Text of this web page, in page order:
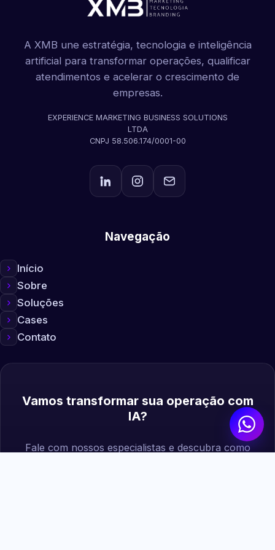
A XMB une estratégia, tecnologia e inteligência
artificial para transformar operações, qualificar
atendimentos e acelerar o crescimento de
empresas.
EXPERIENCE MARKETING BUSINESS SOLUTIONS
LTDA
CNPJ 58.506.174/0001-00
Navegação
Início
Sobre
Soluções
Cases
Contato
Vamos transformar sua operação com
IA?
Fale com nossos especialistas e descubra como